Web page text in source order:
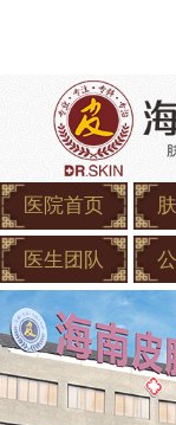
医院首页
医生团队